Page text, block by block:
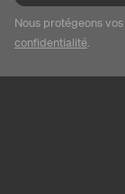
Nous protégeons
confidentialité.